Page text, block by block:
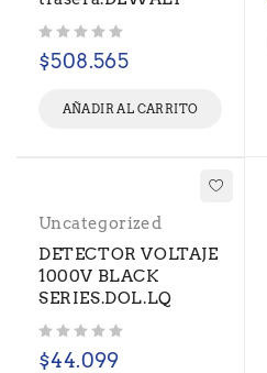
$508.565
AÑADIR AL CARRITO
Uncategorized
DETECTOR VOLTAJE
1000V BLACK
SERIES.DOL.LQ
$44.099